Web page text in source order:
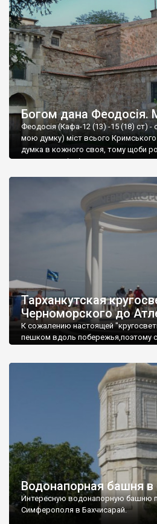
Богом дана Феодосія.
Феодосія (Кафа-12 (13) -15 (18) ст) -
мою думку) міст всього
думка в кожного своя, тому щоби
запрошую відвідати це
Тарханкутская
Черноморского до
К сожалению настоящей
пешком вдоль побережья,поэтому
Водонапорная башня
Интересную водонапорную башню
Симферополя в Бахчисарай.